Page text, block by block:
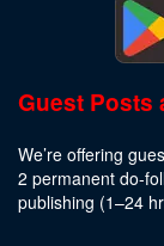
Guest Posts
We’re offering
2 permanent do-
publishing (1–24